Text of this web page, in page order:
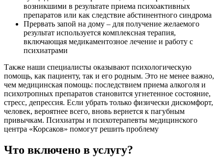
возникшими в результате приема психоактивных
препаратов или как следствие абстинентного синдрома
Прервать запой на дому – для получение желаемого
результат используется комплексная терапия,
включающая медикаментозное лечение и работу с
психиатрами
Также наши специалисты оказывают психологическую
помощь, как пациенту, так и его родным. Это не менее важно,
чем медицинская помощь: последствием приема алкоголя и
психотропных препаратов становится угнетенное состояние,
стресс, депрессия. Если убрать только физически дискомфорт,
человек, вероятнее всего, вновь вернется к пагубным
привычкам. Психиатры и психотерапевты медицинского
центра «Корсаков» помогут решить проблему
Что включено в услугу?